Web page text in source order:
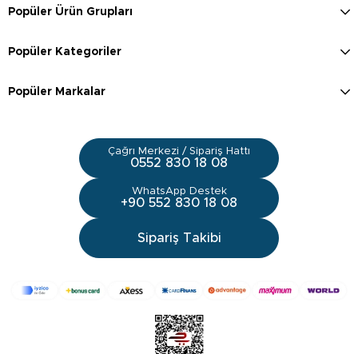
Popüler Ürün Grupları
Popüler Kategoriler
Popüler Markalar
Çağrı Merkezi / Sipariş Hattı
0552 830 18 08
WhatsApp Destek
+90 552 830 18 08
Sipariş Takibi